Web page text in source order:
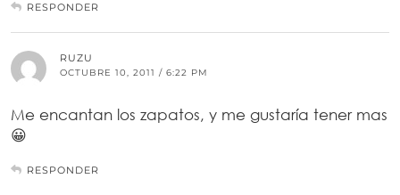
RESPONDER
RUZU
OCTUBRE 10, 2011 / 6:22 PM
Me encantan los zapatos, y me gustaría tener mas
😀
RESPONDER